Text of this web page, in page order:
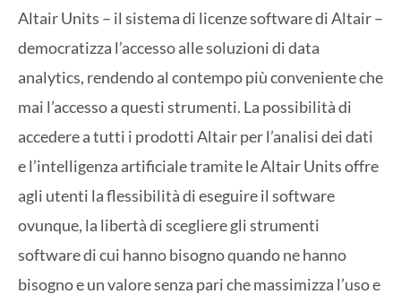
Altair Units – il sistema di licenze software di Altair –
democratizza l’accesso alle soluzioni di data
analytics, rendendo al contempo più conveniente che
mai l’accesso a questi strumenti. La possibilità di
accedere a tutti i prodotti Altair per l’analisi dei dati
e l’intelligenza artificiale tramite le Altair Units offre
agli utenti la flessibilità di eseguire il software
ovunque, la libertà di scegliere gli strumenti
software di cui hanno bisogno quando ne hanno
bisogno e un valore senza pari che massimizza l’uso e